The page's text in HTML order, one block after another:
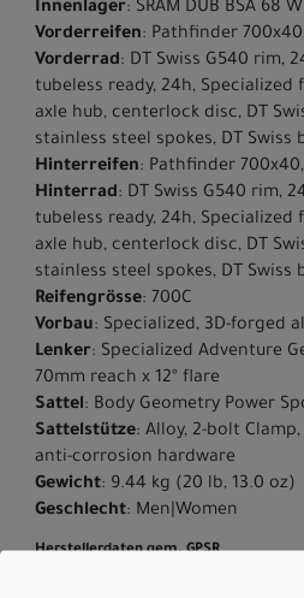
Innenlager: SRAM DUB BSA 68
Vorderreifen: Pathfinder
Vorderrad: DT Swiss G540 rim,
tubeless ready, 24h,
axle hub, centerlock disc, DT
stainless steel spokes, DT Swiss
Hinterreifen: Pathfinder
Hinterrad: DT Swiss G540 rim,
tubeless ready, 24h,
axle hub, centerlock disc, DT
stainless steel spokes, DT Swiss
Reifengrösse: 700C
Vorbau: Specialized, 3D-forged
Lenker: Specialized Adventure
70mm reach x 12º flare
Sattel: Body Geometry Power
Sattelstütze: Alloy, 2-bolt
anti-corrosion hardware
Gewicht: 9.44 kg (20 lb, 13.0 oz)
Geschlecht: Men|Women
Herstellerdaten gem. GPSR